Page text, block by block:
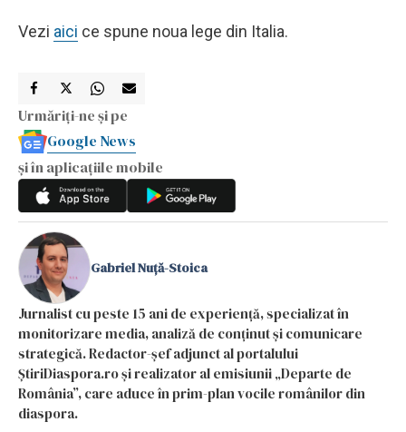
Vezi aici ce spune noua lege din Italia.
Urmăriți-ne și pe
Google News
și în aplicațiile mobile
Gabriel Nuță-Stoica
Jurnalist cu peste 15 ani de experiență, specializat în
monitorizare media, analiză de conținut și comunicare
strategică. Redactor-șef adjunct al portalului
ȘtiriDiaspora.ro și realizator al emisiunii „Departe de
România”, care aduce în prim-plan vocile românilor din
diaspora.